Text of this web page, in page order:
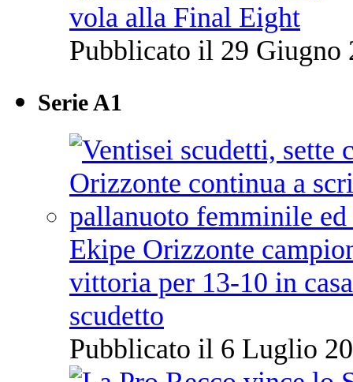
vola alla Final Eight
Pubblicato il 29 Giugno
Serie A1
Ekipe Orizzonte
vittoria per 13-10 in
scudetto
Pubblicato il 6 Luglio